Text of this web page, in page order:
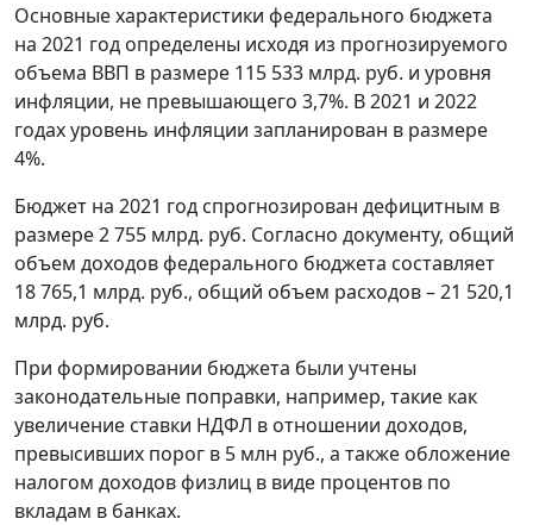
Основные характеристики федерального бюджета
на 2021 год определены исходя из прогнозируемого
объема ВВП в размере 115 533 млрд. руб. и уровня
инфляции, не превышающего 3,7%. В 2021 и 2022
годах уровень инфляции запланирован в размере
4%.
Бюджет на 2021 год спрогнозирован дефицитным в
размере 2 755 млрд. руб. Согласно документу, общий
объем доходов федерального бюджета составляет
18 765,1 млрд. руб., общий объем расходов – 21 520,1
млрд. руб.
При формировании бюджета были учтены
законодательные поправки, например, такие как
увеличение ставки НДФЛ в отношении доходов,
превысивших порог в 5 млн руб., а также обложение
налогом доходов физлиц в виде процентов по
вкладам в банках.